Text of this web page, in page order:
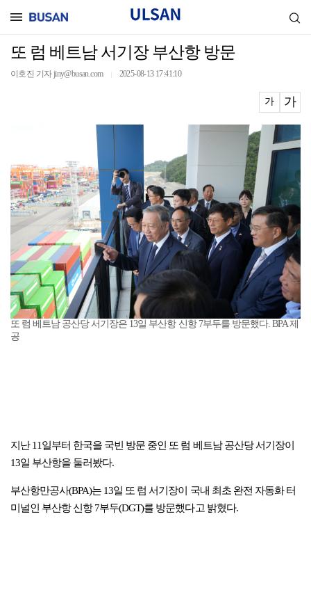
또 럼 베트남 서기장 부산항 방문
이호진 기자 jiny@busan.com 2025-08-13 17:41:10
가 가
또 럼 베트남 공산당 서기장은 13일 부산항 신항 7부두를 방문했다. BPA 제
공
지난 11일부터 한국을 국빈 방문 중인 또 럼 베트남 공산당 서기장이
13일 부산항을 둘러봤다.
부산항만공사(BPA)는 13일 또 럼 서기장이 국내 최초 완전 자동화 터
미널인 부산항 신항 7부두(DGT)를 방문했다고 밝혔다.